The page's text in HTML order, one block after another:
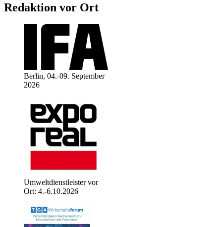
Redaktion vor Ort
Berlin, 04.-09. September
2026
Umweltdienstleister vor
Ort: 4.-6.10.2026